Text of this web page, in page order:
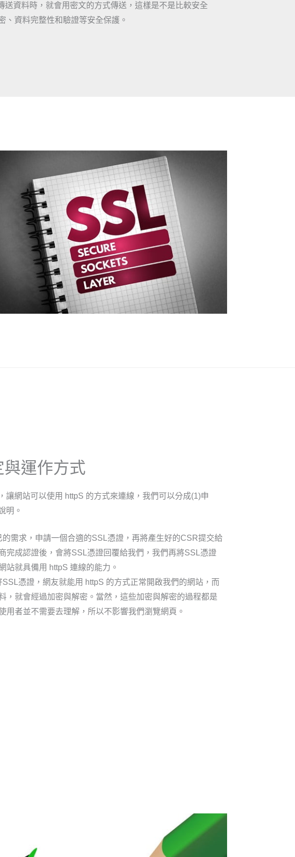
送資料時，就會用密文的方式傳送，這樣是不是比較安全
、資料完整性和驗證等安全保護。
運作方式
讓網站可以使用 httpS 的方式來連線，我們可以分成(1)申
明。
的需求，申請一個合適的SSL憑證，再將產生好的CSR提交給
完成認證後，會將SSL憑證回覆給我們，我們再將SSL憑證
站就具備用 httpS 連線的能力。
憑證，網友就能用 httpS 的方式正常開啟我們的網站，而
，就會經過加密與解密。當然，這些加密與解密的過程都是
用者並不需要去理解，所以不影響我們瀏覽網頁。